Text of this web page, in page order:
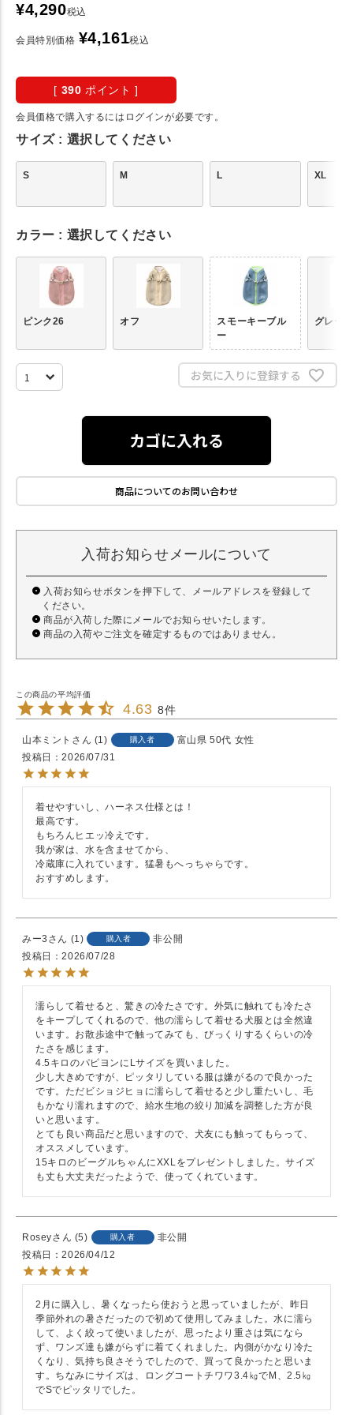
¥4,290税込
会員特別価格 ¥4,161税込
[ 390 ポイント ]
会員価格で購入するにはログインが必要です。
サイズ 選択してください
S M L XL
カラー 選択してください
ピンク26 オフ
スモーキーブル
ー
グレー
お気に入りに登録する
カゴに入れる
商品についてのお問い合わせ
入荷お知らせメールについて
入荷お知らせボタンを押下して、メールアドレスを登録して
ください。
商品が入荷した際にメールでお知らせいたします。
商品の入荷やご注文を確定するものではありません。
4.63 8
山本ミント 1 購入者 富山県 50代 女性
投稿日
2026/07/31
着せやすいし、ハーネス仕様とは！
最高です。
もちろんヒエッ冷えです。
我が家は、水を含ませてから、
冷蔵庫に入れています。猛暑もへっちゃらです。
おすすめします。
みー3 1 購入者
非公開
投稿日
2026/07/28
濡らして着せると、驚きの冷たさです。外気に触れても冷たさ
をキープしてくれるので、他の濡らして着せる犬服とは全然違
います。お散歩途中で触ってみても、びっくりするくらいの冷
たさを感じます。
4.5キロのパピヨンにLサイズを買いました。
少し大きめですが、ピッタリしている服は嫌がるので良かった
です。ただビショジヒョに濡らして着せると少し重たいし、毛
もかなり濡れますので、給水生地の絞り加減を調整した方が良
いと思います。
とても良い商品だと思いますので、犬友にも触ってもらって、
オススメしています。
15キロのビーグルちゃんにXXLをプレゼントしました。サイズ
も丈も大丈夫だったようで、使ってくれています。
Rosey 5 購入者
非公開
投稿日
2026/04/12
2月に購入し、暑くなったら使おうと思っていましたが、昨日
季節外れの暑さだったので初めて使用してみました。水に濡ら
して、よく絞って使いましたが、思ったより重さは気になら
ず、ワンズ達も嫌がらずに着てくれました。内側がかなり冷た
くなり、気持ち良さそうでしたので、買って良かったと思いま
す。ちなみにサイズは、ロングコートチワワ3.4㎏でM、2.5㎏
でSでピッタリでした。